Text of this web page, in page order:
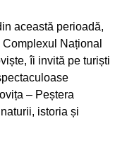
această perioadă,
Național
îi invită pe turiști
– Peștera
istoria și